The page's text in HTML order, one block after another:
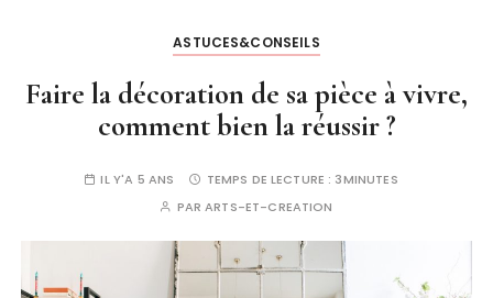
ASTUCES&CONSEILS
Faire la décoration de sa pièce à vivre,
comment bien la réussir ?
IL Y'A 5 ANS TEMPS DE LECTURE : 3MINUTES
PARARTS-ET-CREATION